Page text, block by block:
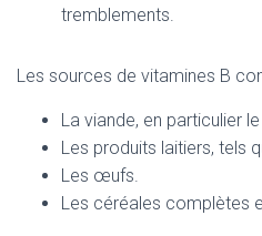
tremblements.
Les sources de vitamines B
La viande, en particulier
Les produits laitiers, tels
Les œufs.
Les céréales complètes